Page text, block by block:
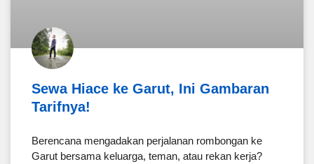
Sewa Hiace ke Garut, Ini Gambaran
Tarifnya!
Berencana mengadakan perjalanan rombongan ke
Garut bersama keluarga, teman, atau rekan kerja?